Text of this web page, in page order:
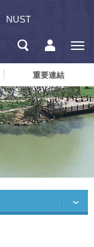
NUST
重要連結